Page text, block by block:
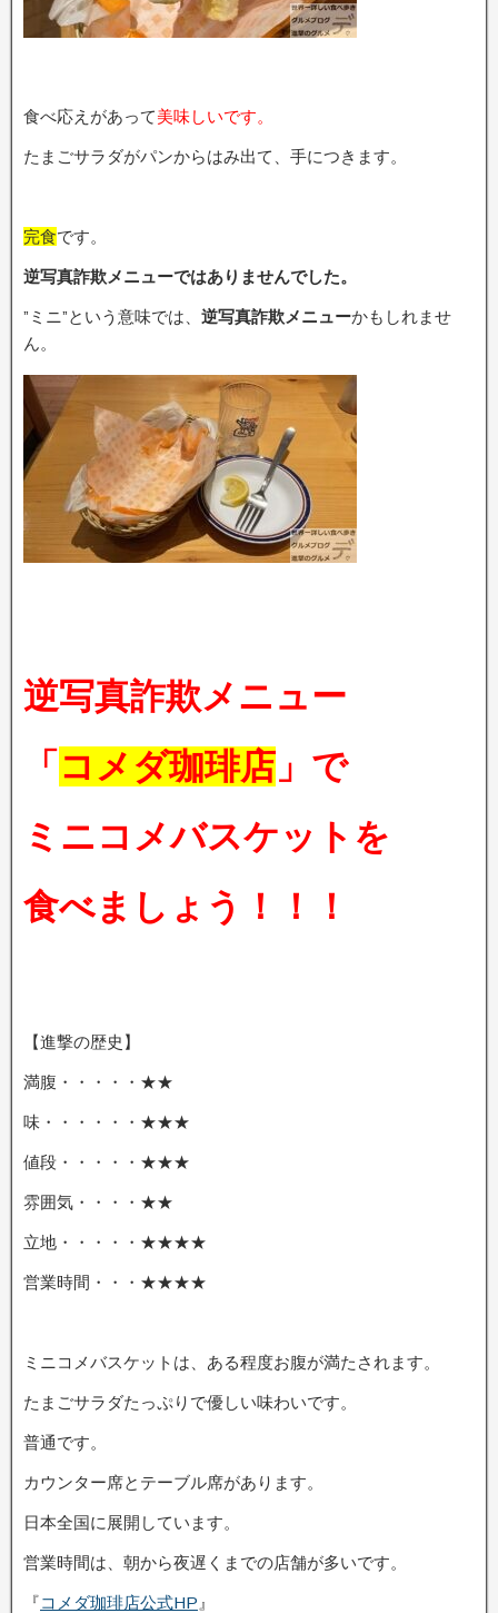
食べ応えがあって美味しいです。
たまごサラダがパンからはみ出て、手につきます。
完食です。
逆写真詐欺メニューではありませんでした。
”ミニ”という意味では、 逆写真詐欺メニューかもしれませ
ん。
逆写真詐欺メニュー
「 コメダ珈琲店 」で
ミニコメバスケットを
食べましょう！！！
【進撃の歴史】
満腹・・・・・★★
味・・・・・・★★★
値段・・・・・★★★
雰囲気・・・・★★
立地・・・・・★★★★
営業時間・・・★★★★
ミニコメバスケットは、ある程度お腹が満たされます。
たまごサラダたっぷりで優しい味わいです。
普通です。
カウンター席とテーブル席があります。
日本全国に展開しています。
営業時間は、朝から夜遅くまでの店舗が多いです。
『コメダ珈琲店公式HP 』